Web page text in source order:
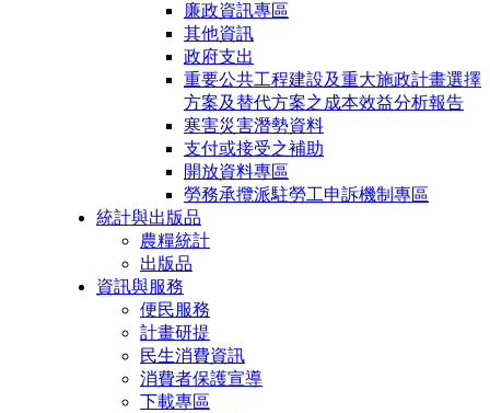
廉政資訊專區
其他資訊
政府支出
重要公共工程建設及重大施政計畫選擇
方案及替代方案之成本效益分析報告
寒害災害潛勢資料
支付或接受之補助
開放資料專區
勞務承攬派駐勞工申訴機制專區
統計與出版品
農糧統計
出版品
資訊與服務
便民服務
計畫研提
民生消費資訊
消費者保護宣導
下載專區